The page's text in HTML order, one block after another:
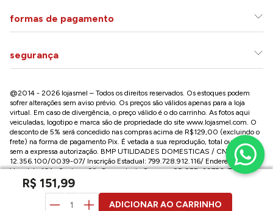
R$ 151,99
ADICIONAR AO CARRINHO
formas de pagamento
segurança
@2014 - 2026 lojasmel – Todos os direitos reservados. Os estoques podem
sofrer alterações sem aviso prévio. Os preços são válidos apenas para a loja
virtual. Em caso de divergência, o preço válido é o do carrinho. As fotos aqui
veiculadas, logotipo e marca são de propriedade do site www.lojasmel.com. O
desconto de 5% será concedido nas compras acima de R$129,00 (excluindo o
frete) na forma de pagamento Pix. É vetada a sua reprodução, total ou parcial,
sem a expressa autorização. BMP UTILIDADES DOMESTICAS / CNPJ:
12.356.100/0039-07/ Inscrição Estadual: 799.728.912.116/ Endereço: R José
Versolato,101 , Centro – São Bernardo do Campo - SP CEP: 09750-730
Conheça nossa loja na Paulista / SP:
Av. Paulista, 2300 - Consolação - São Paulo - SP, CEP: 01310-300